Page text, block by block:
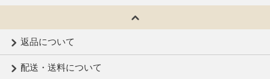
返品について
配送・送料について